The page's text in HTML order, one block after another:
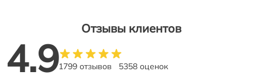
Отзывы клиентов
4.91799 отзывов 5358 оценок